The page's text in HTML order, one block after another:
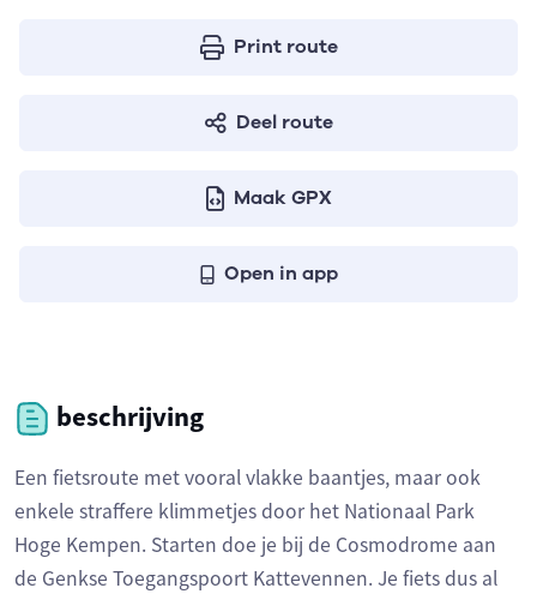
Print route
Deel route
Maak GPX
Open in app
beschrijving
Een fietsroute met vooral vlakke baantjes, maar ook
enkele straffere klimmetjes door het Nationaal Park
Hoge Kempen. Starten doe je bij de Cosmodrome aan
de Genkse Toegangspoort Kattevennen. Je fiets dus al